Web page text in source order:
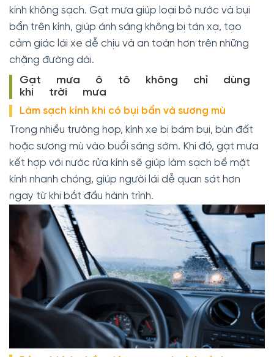
kính không sạch. Gạt mưa giúp loại bỏ nước và bụi
bẩn trên kính, giúp ánh sáng không bị tán xạ, tạo
cảm giác lái xe dễ chịu và an toàn hơn trên những
chặng đường dài.
Gạt mưa ô tô không chỉ dùng
khi trời mưa
Làm sạch kính khi có bụi bẩn và sương mù
Trong nhiều trường hợp, kính xe bị bám bụi, bùn đất
hoặc sương mù vào buổi sáng sớm. Khi đó, gạt mưa
kết hợp với nước rửa kính sẽ giúp làm sạch bề mặt
kính nhanh chóng, giúp người lái dễ quan sát hơn
ngay từ khi bắt đầu hành trình.